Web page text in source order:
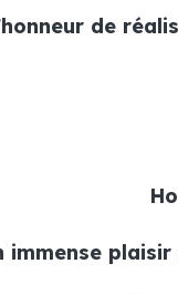
de
immense